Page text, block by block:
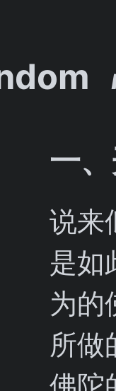
一
说来
是如
为的
所做